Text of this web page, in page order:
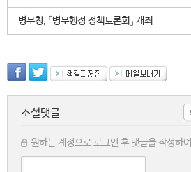
병무청, 「병무행정 정책토론회」 개최
소셜댓글
원하는 계정으로 로그인 후 댓글을 작성하